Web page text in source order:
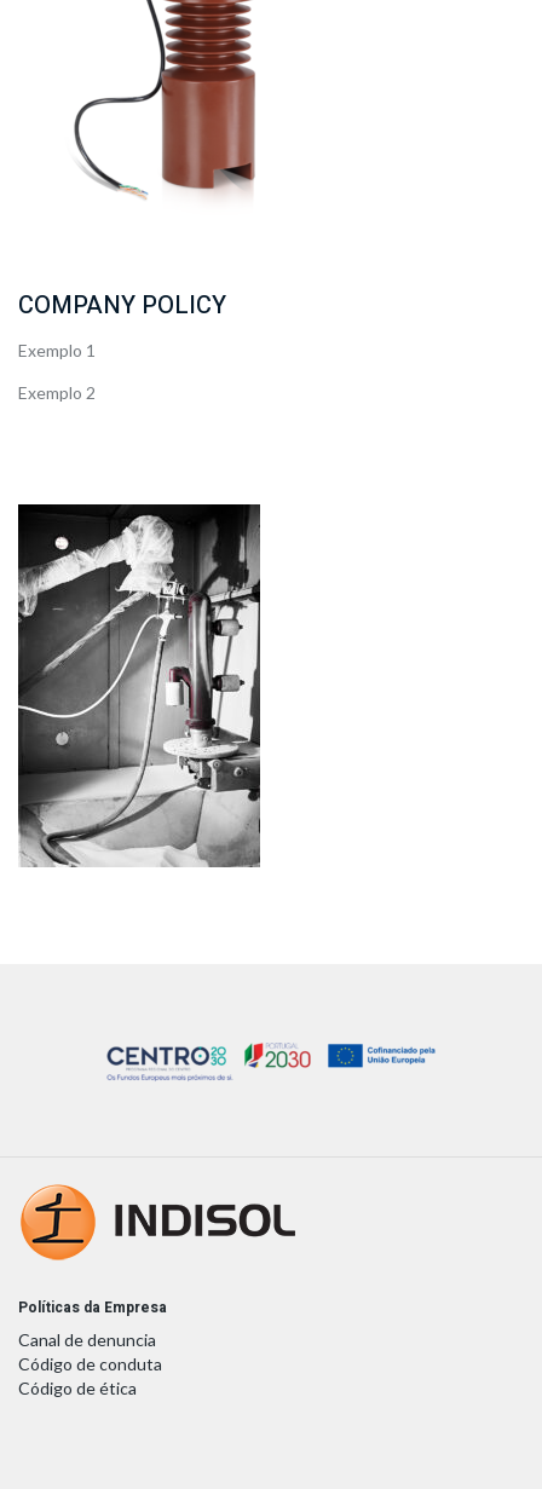
COMPANY POLICY
Exemplo 1
Exemplo 2
Políticas da Empresa
Canal de denuncia
Código de conduta
Código de ética